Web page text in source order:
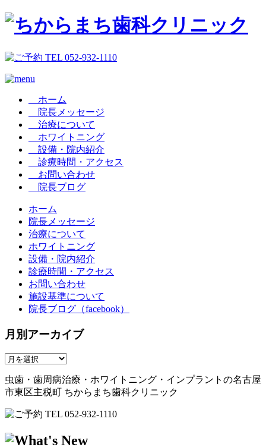
__ホーム
__院長メッセージ
__治療について
__ホワイトニング
__設備・院内紹介
__診療時間・アクセス
__お問い合わせ
__院長ブログ
ホーム
院長メッセージ
治療について
ホワイトニング
設備・院内紹介
診療時間・アクセス
お問い合わせ
施設基準について
院長ブログ（facebook）
月別アーカイブ
虫歯・歯周病治療・ホワイトニング・インプラントの名古屋
市東区主税町 ちからまち歯科クリニック